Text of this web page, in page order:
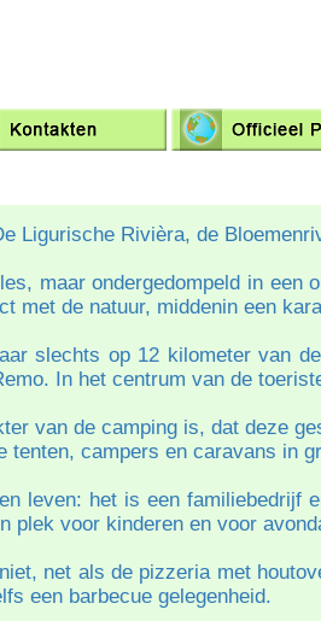
Ligurische Rivièra, de
maar ondergedompeld in een
met de natuur, middenin een
slechts op 12 kilometer van
In het centrum van de
van de camping is, dat deze
tenten, campers en caravans in
leven: het is een
plek voor kinderen en voor
net als de pizzeria met
een barbecue gelegenheid.